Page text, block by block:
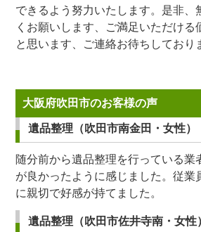
できるよう努力いたします。是非、
くお願いします、ご満足いただける
と思います、ご連絡お待ちしており
大阪府吹田市のお客様の声
遺品整理（吹田市南金田・女性）
随分前から遺品整理を行っている業
が良かったように感じました。従業
に親切で好感が持てました。
遺品整理（吹田市佐井寺南・女性